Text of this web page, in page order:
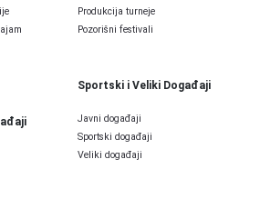
Produkcija turneje
Pozorišni festivali
Sportski i Veliki Događaji
Javni događaji
Sportski događaji
Veliki događaji